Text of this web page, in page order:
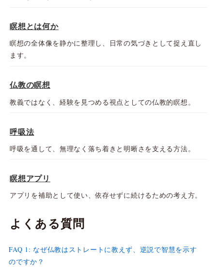
瞑想とは何か
瞑想の全体像を静かに整理し、日常の気づきとして捉え直し
ます。
仏教の瞑想
教義ではなく、経験を見つめる視点としての仏教的瞑想。
呼吸法
呼吸を通して、無理なく落ち着きと明晰さを支える方法。
瞑想アプリ
アプリを補助として使い、依存せずに続けるための考え方。
よくある質問
FAQ 1: なぜ仏教はストレートに教えず、逆説で智慧を示す
のですか？